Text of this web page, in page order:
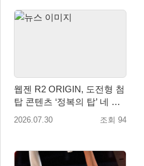
웹젠 R2 ORIGIN, 도전형 첨
탑 콘텐츠 ‘정복의 탑’ 네 번
째 시즌 개최
2026.07.30 조회 94